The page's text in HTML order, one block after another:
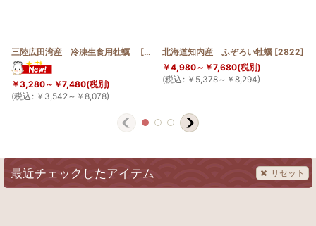
三陸広田湾産 冷凍生食用牡蠣 [2114]
￥3,280～ ￥7,480(税別)
(税込 : ￥ 3,542～ ￥ 8,078)
北海道知内産 ふぞろい牡蠣 [2822]
￥4,980～ ￥7,680(税別)
(税込 : ￥ 5,378～ ￥ 8,294)
最近チェックしたアイテム リセット